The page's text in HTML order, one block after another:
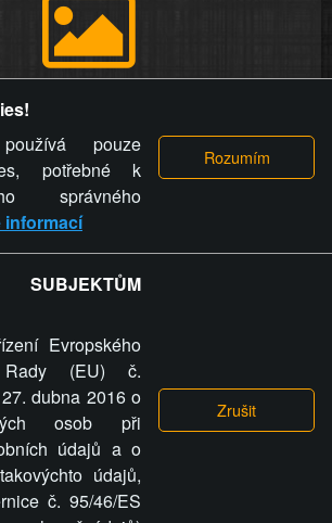
Osoba, které se toto opatření provozovatele
která umístila fotografii nebo video na
z důvodu odstranění fotografie, videa nebo
výše uvedenou okolnost uplatnit vůči
žádný nárok na náhradu škody nebo
nemajetkové újmy.
- Svět není zvrácenej. To jen
ty lidi...
ZVRÁCENÝ.CZ
A PODMÍNKY GDPR
pouze
potřebné k
správného
informací
Evropského
(EU) č.
dubna 2016 o
osob při
údajů a o
údajů,
č. 95/46/ES